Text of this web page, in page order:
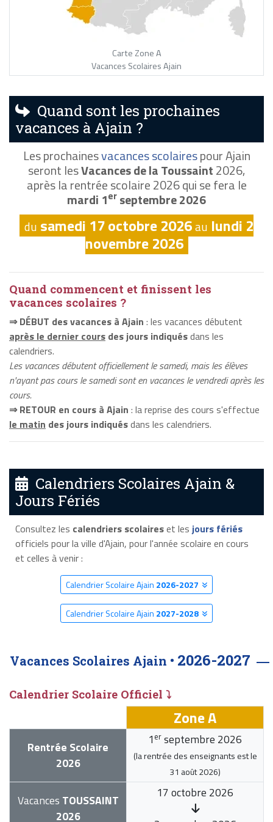
Carte Zone A
Vacances Scolaires Ajain
Quand sont les prochaines
vacances à Ajain ?
Les prochainesvacances scolairespour Ajain
seront lesVacances de la Toussaint2026,
après la rentrée scolaire 2026 qui se fera le
mardi 1er septembre 2026
du samedi 17 octobre 2026au lundi 2
novembre 2026
Quand commencent et finissent les
vacances scolaires ?
⇒ DÉBUT des vacances à Ajain : les vacances débutent
après le dernier cours des jours indiquésdans les
calendriers.
Les vacances débutent officiellement le samedi, mais les élèves
n'ayant pas cours le samedi sont en vacances le vendredi après les
cours.
⇒ RETOUR en cours à Ajain : la reprise des cours s'effectue
le matin des jours indiquésdans les calendriers.
Calendriers Scolaires Ajain &
Jours Fériés
Consultez les calendriers scolaireset les jours fériés
officiels pour la ville d'Ajain, pour l'année scolaire en cours
et celles à venir :
Calendrier Scolaire Ajain 2026-2027
Calendrier Scolaire Ajain 2027-2028
Vacances Scolaires Ajain • 2026-2027
Calendrier Scolaire Officiel ⤵
Zone A
Rentrée Scolaire
2026
1 er septembre 2026
(la rentrée des enseignants est le
31 août 2026)
Vacances TOUSSAINT
2026
17 octobre 2026